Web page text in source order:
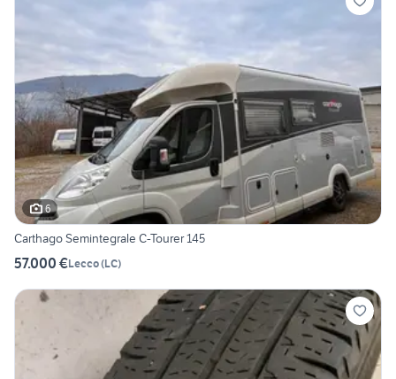
6
Carthago Semintegrale C-Tourer 145
57.000 €Lecco(LC)